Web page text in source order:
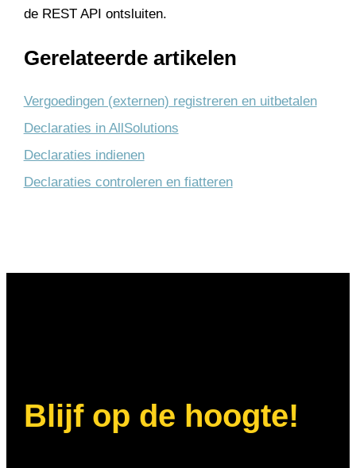
de REST API ontsluiten.
Gerelateerde artikelen
Vergoedingen (externen) registreren en uitbetalen
Declaraties in AllSolutions
Declaraties indienen
Declaraties controleren en fiatteren
Blijf op de hoogte!